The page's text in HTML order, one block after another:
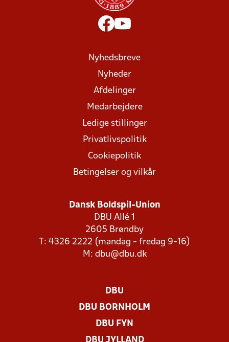
Nyhedsbreve
Nyheder
Afdelinger
Medarbejdere
Ledige stillinger
Privatlivspolitik
Cookiepolitik
Betingelser og vilkår
Dansk Boldspil-Union
DBU Allé 1
2605 Brøndby
T: 4326 2222 (mandag - fredag 9-16)
M: dbu@dbu.dk
DBU
DBU BORNHOLM
DBU FYN